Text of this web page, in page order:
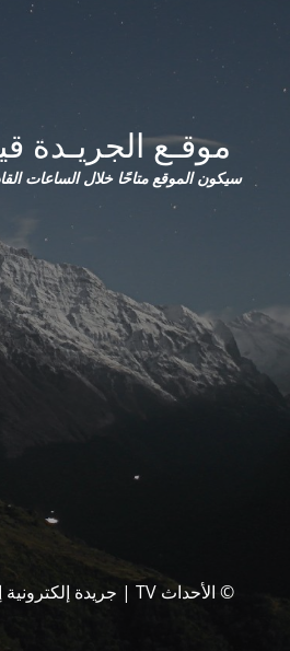
موقـع الجريـدة
سيكون الموقع متاحًا خلال الساعات
© الأحداث TV | جريدة إلكترونية إخبارية مغربية 2026